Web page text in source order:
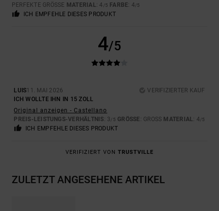
PERFEKTE GRÖSSE MATERIAL: 4 /5 FARBE: 4/5
ICH EMPFEHLE DIESES PRODUKT
4/5
LUIS11. MAI 2026
VERIFIZIERTER KAUF
ICH WOLLTE IHN IN 15 ZOLL
Original anzeigen - Castellano
PREIS-LEISTUNGS-VERHÄLTNIS: 3/5 GRÖSSE : GROSS MATERIAL: 4/5
ICH EMPFEHLE DIESES PRODUKT
VERIFIZIERT VON TRUSTVILLE
ZULETZT ANGESEHENE ARTIKEL